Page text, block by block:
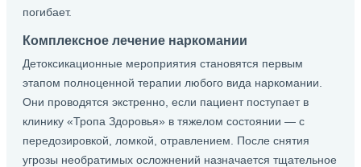
погибает.
Комплексное лечение наркомании
Детоксикационные мероприятия становятся первым
этапом полноценной терапии любого вида наркомании.
Они проводятся экстренно, если пациент поступает в
клинику «Тропа Здоровья» в тяжелом состоянии — с
передозировкой, ломкой, отравлением. После снятия
угрозы необратимых осложнений назначается тщательное